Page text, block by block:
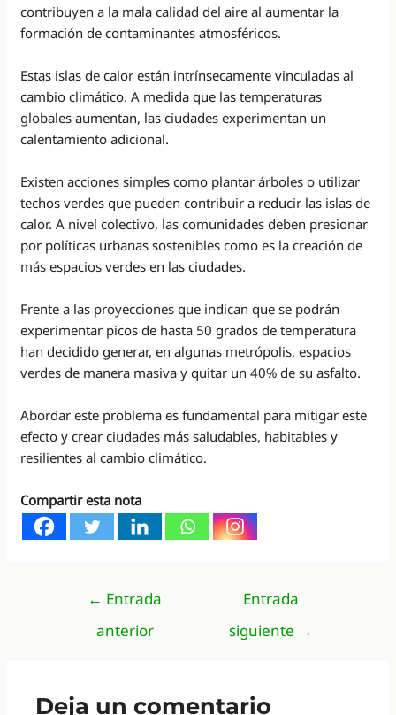
contribuyen a la mala calidad del aire al aumentar la
formación de contaminantes atmosféricos.
Estas islas de calor están intrínsecamente vinculadas al
cambio climático. A medida que las temperaturas
globales aumentan, las ciudades experimentan un
calentamiento adicional.
Existen acciones simples como plantar árboles o utilizar
techos verdes que pueden contribuir a reducir las islas de
calor. A nivel colectivo, las comunidades deben presionar
por políticas urbanas sostenibles como es la creación de
más espacios verdes en las ciudades.
Frente a las proyecciones que indican que se podrán
experimentar picos de hasta 50 grados de temperatura
han decidido generar, en algunas metrópolis, espacios
verdes de manera masiva y quitar un 40% de su asfalto.
Abordar este problema es fundamental para mitigar este
efecto y crear ciudades más saludables, habitables y
resilientes al cambio climático.
Compartir esta nota
Navegación
entradas
← Entrada
anterior
Entrada
siguiente →
Deja un comentario